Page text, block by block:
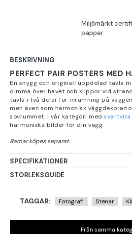
BESKRIVNING
PERFECT PAIR POSTERS MED
En snygg och originell uppdelad tavla
dimma över havet och klippor vid
tavla i två delar för inramning på
men även som harmonisk
sovrummet. I vår kategori med
harmoniska bilder för din vägg.
SPECIFIKATIONER
STORLEKSGUIDE
TAGGAR: Fotografi Stenar
Från samma